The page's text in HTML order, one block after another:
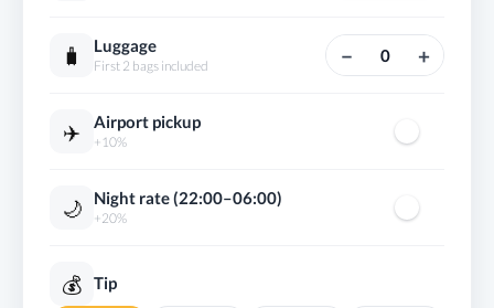
🧳 Luggage
First 2 bags included − 0 +
✈️ Airport pickup
+10%
🌙 Night rate (22:00–06:00)
+20%
💰 Tip